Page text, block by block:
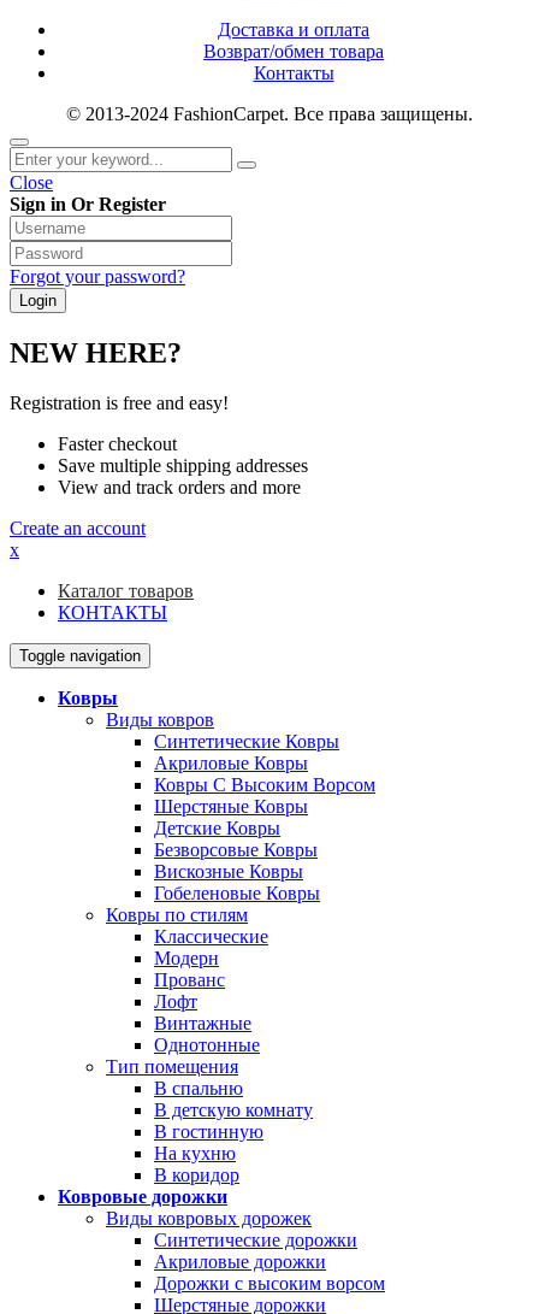
Доставка и оплата
Возврат/обмен товара
Контакты
© 2013-2024 FashionCarpet. Все права защищены.
Close
Sign in Or Register
Forgot your password?
NEW HERE?
Registration is free and easy!
Faster checkout
Save multiple shipping addresses
View and track orders and more
Create an account
x
Каталог товаров
КОНТАКТЫ
Toggle navigation
Ковры
Виды ковров
Синтетические Ковры
Акриловые Ковры
Ковры С Высоким Ворсом
Шерстяные Ковры
Детские Ковры
Безворсовые Ковры
Вискозные Ковры
Гобеленовые Ковры
Ковры по стилям
Классические
Модерн
Прованс
Лофт
Винтажные
Однотонные
Тип помещения
В спальню
В детскую комнату
В гостинную
На кухню
В коридор
Ковровые дорожки
Виды ковровых дорожек
Синтетические дорожки
Акриловые дорожки
Дорожки с высоким ворсом
Шерстяные дорожки